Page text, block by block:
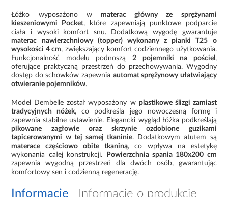
Łóżko wyposażono w materac główny ze sprężynami
kieszeniowymi Pocket, które zapewniają punktowe podparcie
ciała i wysoki komfort snu. Dodatkową wygodę gwarantuje
materac nawierzchniowy (topper) wykonany z pianki T25 o
wysokości 4 cm, zwiększający komfort codziennego użytkowania.
Funkcjonalność modelu podnoszą 2 pojemniki na pościel ,
oferujące praktyczną przestrzeń do przechowywania. Wygodny
dostęp do schowków zapewnia automat sprężynowy ułatwiający
otwieranie pojemników.
Model Dembelle został wyposażony w plastikowe ślizgi zamiast
tradycyjnych nóżek, co podkreśla jego nowoczesną formę i
zapewnia stabilne ustawienie. Elegancki wygląd łóżka podkreślają
pikowane zagłowie oraz skrzynie ozdobione guzikami
tapicerowanymi w tej samej tkaninie. Dodatkowym atutem są
materace częściowo obite tkaniną, co wpływa na estetykę
wykonania całej konstrukcji.
Powierzchnia spania 180x200 cm
zapewnia wygodną przestrzeń dla dwóch osób, gwarantując
komfortowy sen i codzienną regenerację.
Informacje Informacje o produkcie